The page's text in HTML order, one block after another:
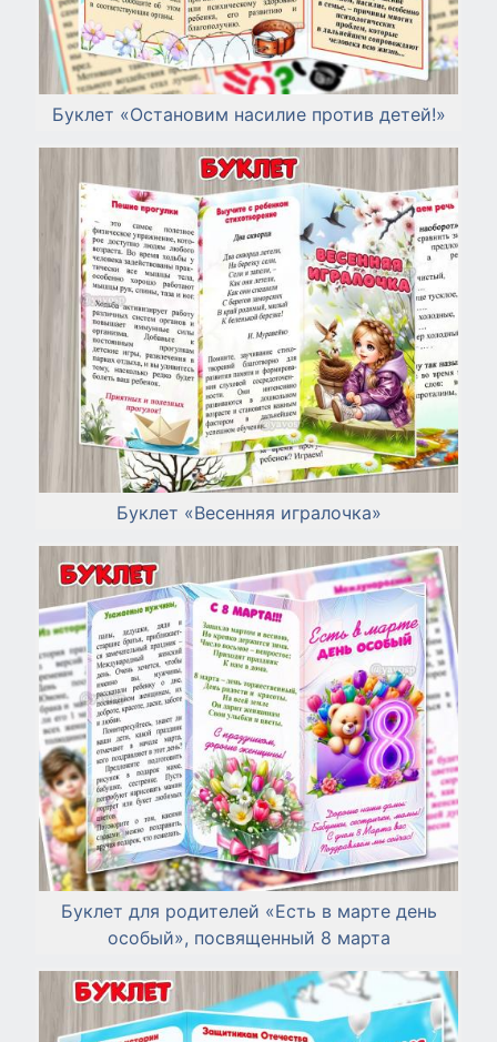
Буклет «Остановим насилие против детей!»
Буклет «Весенняя игралочка»
Буклет для родителей «Есть в марте день
особый», посвященный 8 марта